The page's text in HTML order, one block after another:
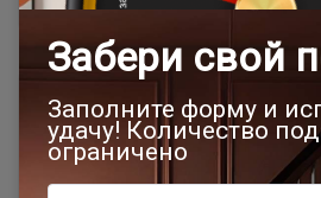
Подробная информация о доставке
Товар относится к
500x1900 Межкомнатные двери
700x1900
Двери